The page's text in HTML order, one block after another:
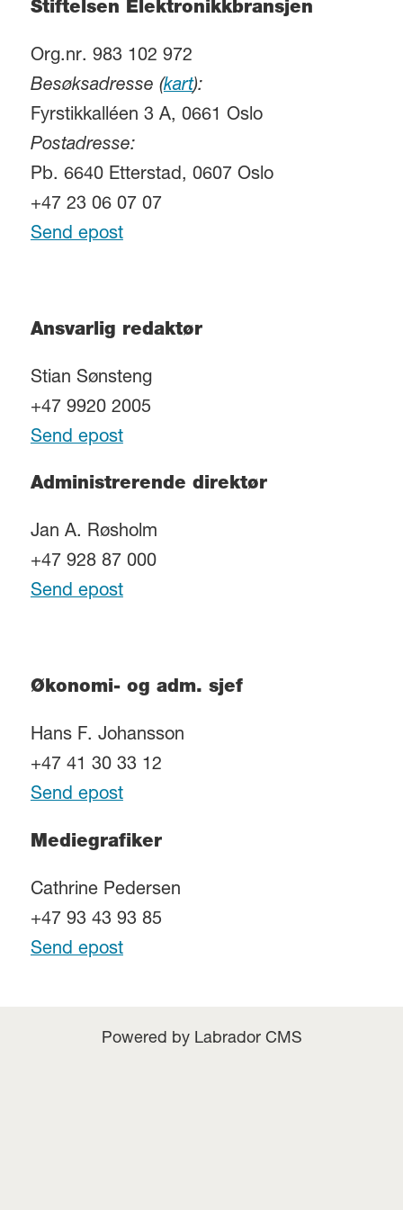
Stiftelsen Elektronikkbransjen
Org.nr. 983 102 972
Besøksadresse (kart):
Fyrstikkalléen 3 A, 0661 Oslo
Postadresse:
Pb. 6640 Etterstad, 0607 Oslo
+47 23 06 07 07
Send epost
Ansvarlig redaktør
Stian Sønsteng
+47 9920 2005
Send epost
Administrerende direktør
Jan A. Røsholm
+47 928 87 000
Send epost
Økonomi- og adm. sjef
Hans F. Johansson
+47 41 30 33 12
Send epost
Mediegrafiker
Cathrine Pedersen
+47 93 43 93 85
Send epost
Powered by Labrador CMS